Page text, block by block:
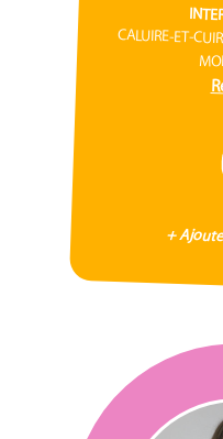
CALUIRE-ET-
+